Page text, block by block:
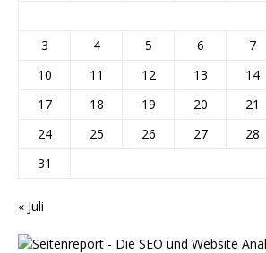
3
4 5 6 7
10
11 12 13 14
17
18 19 20 21
24
25 26 27 28
31
« Juli